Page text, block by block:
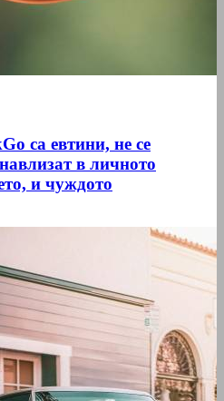
са евтини, не се
в личното
и чуждото